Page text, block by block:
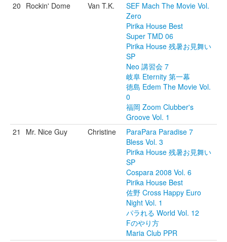
20 Rockin' Dome Van T.K.
SEF Mach The Movie Vol.
Zero
Pirika House Best
Super TMD 06
Pirika House 残暑お見舞い
SP
Neo 講習会 7
岐阜 Eternity 第一幕
徳島 Edem The Movie Vol.
0
福岡 Zoom Clubber's
Groove Vol. 1
21
Mr. Nice Guy Christine
ParaPara Paradise 7
Bless Vol. 3
Pirika House 残暑お見舞い
SP
Cospara 2008 Vol. 6
Pirika House Best
佐野 Cross Happy Euro
Night Vol. 1
パラれる World Vol. 12
Fのやり方
Maria Club PPR